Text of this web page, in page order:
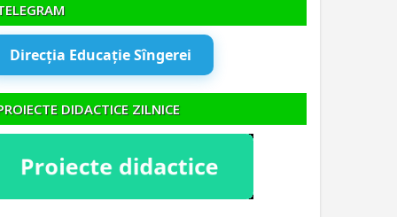
Direcția Educație Sîngerei
DIDACTICE ZILNICE